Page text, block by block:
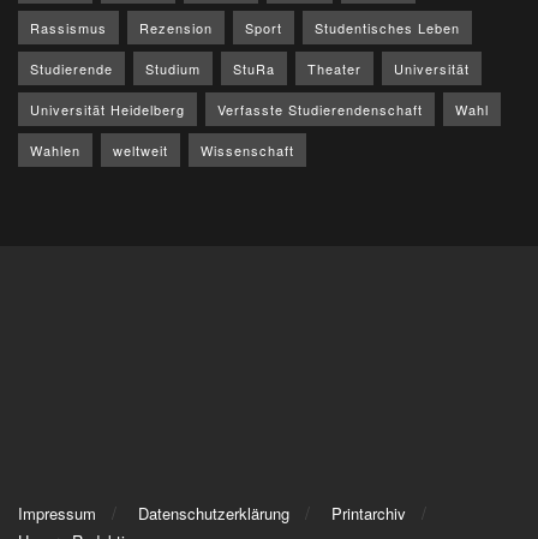
Rassismus Rezension Sport Studentisches Leben
Studierende Studium StuRa Theater Universität
Universität Heidelberg Verfasste Studierendenschaft Wahl
Wahlen weltweit Wissenschaft
Impressum Datenschutzerklärung
Printarchiv